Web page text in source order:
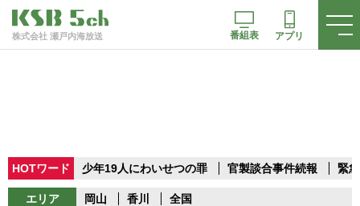
株式会社 瀬戸内海放送 番組表 アプリ
HOTワード 少年19人にわいせつの罪 官製談合事件続報 緊
エリア 岡山 香川 全国